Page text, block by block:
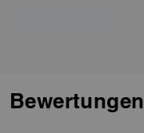
Bewertungen